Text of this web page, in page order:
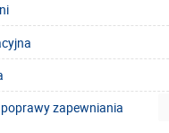
poprawy zapewniania